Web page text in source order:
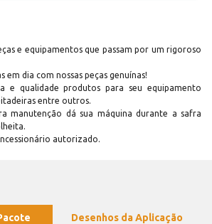
e equipamentos que passam por um rigoroso
em dia com nossas peças genuínas!
e qualidade produtos para seu equipamento
entre outros.
manutenção dá sua máquina durante a safra
autorizado.
Desenhos da Aplicação